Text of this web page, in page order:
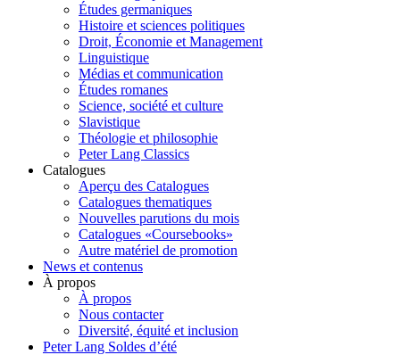
Études germaniques
Histoire et sciences politiques
Droit, Économie et Management
Linguistique
Médias et communication
Études romanes
Science, société et culture
Slavistique
Théologie et philosophie
Peter Lang Classics
Catalogues
Aperçu des Catalogues
Catalogues thematiques
Nouvelles parutions du mois
Catalogues «Coursebooks»
Autre matériel de promotion
News et contenus
À propos
À propos
Nous contacter
Diversité, équité et inclusion
Peter Lang Soldes d’été